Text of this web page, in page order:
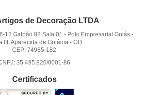
de Decoração LTDA
12 Galpão 02 Sala 01 - Polo Empresarial Goiás -
III, Aparecida de Goiânia - GO
CEP: 74985-182
35.495.820/0001-86
Certificados